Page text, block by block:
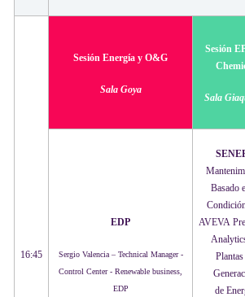
Sesión Energía y O&G
Sala Goya
Sesión
Sala
16:45
EDP
Sergio Valencia – Technical Manager -
Control Center - Renewable business,
EDP
Basado
AVEVA
Plantas
de